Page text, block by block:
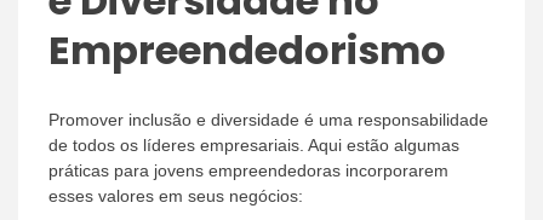
Empreendedorismo
Promover inclusão e diversidade é uma responsabilidade
de todos os líderes empresariais. Aqui estão algumas
práticas para jovens empreendedoras incorporarem
esses valores em seus negócios: